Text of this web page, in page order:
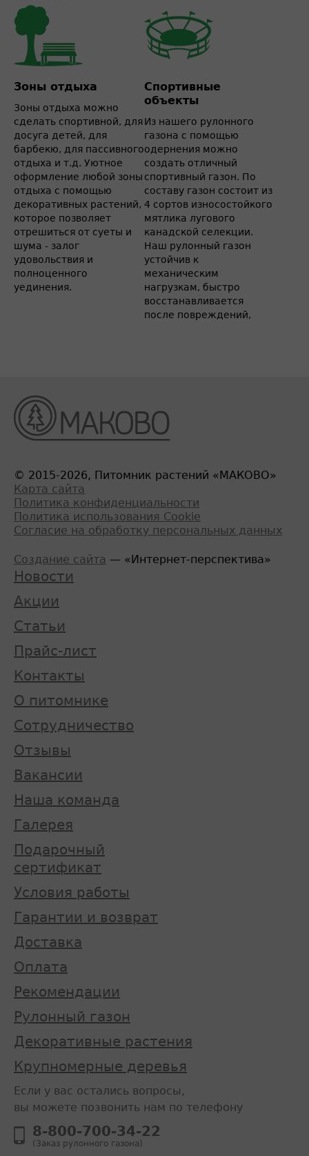
Зоны отдыха
Зоны отдыха можно
сделать спортивной, для
досуга детей, для
барбекю, для пассивного
отдыха и т.д. Уютное
оформление любой зоны
отдыха с помощью
декоративных растений,
которое позволяет
отрешиться от суеты и
шума - залог
удовольствия и
полноценного
уединения.
Спортивные
объекты
Из нашего рулонного
газона с помощью
одернения можно
создать отличный
спортивный газон. По
составу газон состоит из
4 сортов износостойкого
мятлика лугового
канадской селекции.
Наш рулонный газон
устойчив к
механическим
нагрузкам, быстро
восстанавливается
после повреждений,
© 2015-2026, Питомник растений «МАКОВО»
Карта сайта
Политика конфиденциальности
Политика использования Cookie
Согласие на обработку персональных данных
Создание сайта — «Интернет-перспектива»
Новости
Акции
Статьи
Прайс-лист
Контакты
О питомнике
Сотрудничество
Отзывы
Вакансии
Наша команда
Галерея
Подарочный
сертификат
Условия работы
Гарантии и возврат
Доставка
Оплата
Рекомендации
Рулонный газон
Декоративные растения
Крупномерные деревья
Если у вас остались вопросы,
вы можете позвонить нам по телефону
8-800-700-34-22
(Заказ рулонного газона)